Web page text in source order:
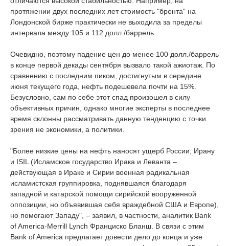
протяжении двух последних лет стоимость "брента" на
Лондонской бирже практически не выходила за пределы
интервала между 105 и 112 долл./баррель.
Очевидно, поэтому падение цен до менее 100 долл./баррель
в конце первой декады сентября вызвало такой ажиотаж. По
сравнению с последним пиком, достигнутым в середине
июня текущего года, нефть подешевела почти на 15%.
Безусловно, сам по себе этот спад произошел в силу
объективных причин, однако многие эксперты в последнее
время склонны рассматривать данную тенденцию с точки
зрения не экономики, а политики.
"Более низкие цены на нефть наносят ущерб России, Ирану
и ISIL (Исламское государство Ирака и Леванта ‒
действующая в Ираке и Сирии военная радикальная
исламистская группировка, поднявшаяся благодаря
западной и катарской помощи сирийской вооруженной
оппозиции, но объявившая себя враждебной США и Европе),
но помогают Западу", ‒ заявил, в частности, аналитик Bank
of America-Merrill Lynch Франциско Бланш. В связи с этим
Bank of America предлагает довести дело до конца и уже